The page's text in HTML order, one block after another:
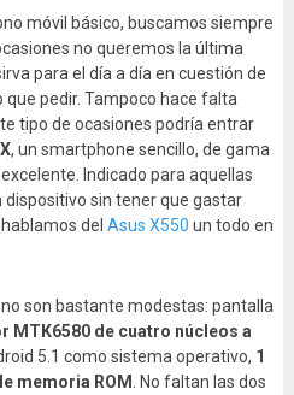
móvil básico, buscamos siempre
no queremos la última
para el día a día en cuestión de
pedir. Tampoco hace falta
tipo de ocasiones podría entrar
, un smartphone sencillo, de gama
Indicado para aquellas
sin tener que gastar
del Asus X550 un todo en
son bastante modestas: pantalla
MTK6580 de cuatro núcleos a
5.1 como sistema operativo, 1
memoria ROM
. No faltan las dos